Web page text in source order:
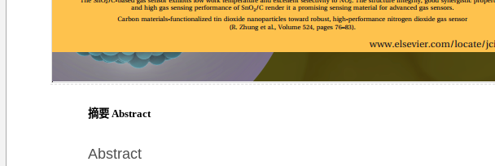
摘要 Abstract
Abstract